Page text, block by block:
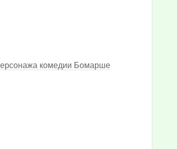
комедии Бомарше